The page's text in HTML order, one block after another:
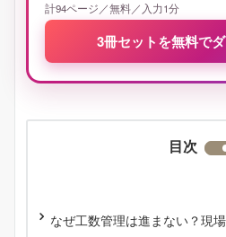
計94ページ／無料／入力1分
3冊セットを無料で
目次
なぜ工数管理は進まない？現